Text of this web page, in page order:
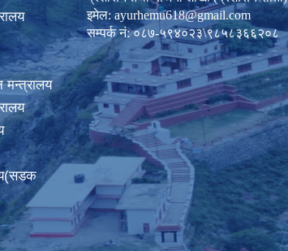
मन्त्रालय
इमेल: ayurhemu618@gmail.com
सम्पर्क नं: ०८७-५९४०२३\९८५८३६६२०८